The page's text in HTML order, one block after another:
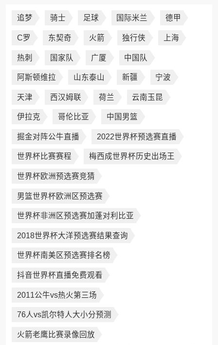
追梦 骑士 足球 国际米兰 德甲
C罗 东契奇 火箭 独行侠 上海
热刺 国家队 广厦 中国队
阿斯顿维拉 山东泰山 新疆 宁波
天津 西汉姆联 荷兰 云南玉昆
伊拉克 哥伦比亚 中国男篮
掘金对阵公牛直播 2022世界杯预选赛直播
世界杯比赛赛程 梅西成世界杯历史出场王
世界杯欧洲预选赛竞猜
男篮世界杯欧洲区预选赛
世界杯非洲区预选赛加蓬对利比亚
2018世界杯大洋预选赛结果查询
世界杯南美区预选赛排名榜
抖音世界杯直播免费观看
2011公牛vs热火第三场
76人vs凯尔特人大小分预测
火箭老鹰比赛录像回放